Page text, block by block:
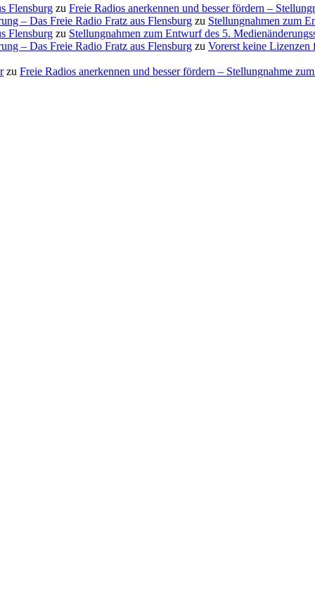
Flensburg zu Freie Radios anerkennen und besser fördern –
– Das Freie Radio Fratz aus Flensburg zu Stellungnahmen zum
Flensburg zu Stellungnahmen zum Entwurf des 5.
– Das Freie Radio Fratz aus Flensburg zu Vorerst keine
zu Freie Radios anerkennen und besser fördern – Stellungnahme